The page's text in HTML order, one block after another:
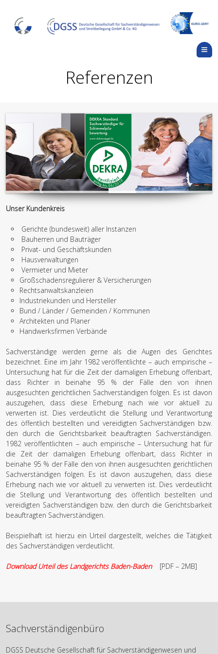
Referenzen
Unser Kundenkreis
Gerichte (bundesweit) aller Instanzen
Bauherren und Bauträger
Privat- und Geschäftskunden
Hausverwaltungen
Vermieter und Mieter
Großschadensregulierer & Versicherungen
Rechtsanwaltskanzleien
Industriekunden und Hersteller
Bund / Länder / Gemeinden / Kommunen
Architekten und Planer
Handwerksfirmen Verbände
Sachverständige werden gerne als die Augen des Gerichtes
bezeichnet. Eine im Jahr 1982 veröffentlichte – auch empirische –
Untersuchung hat für die Zeit der damaligen Erhebung offenbart,
dass Richter in beinahe 95 % der Fälle den von ihnen
ausgesuchten gerichtlichen Sachverständigen folgen. Es ist davon
auszugehen, dass diese Erhebung nach wie vor aktuell zu
verwerten ist. Dies verdeutlicht die Stellung und Verantwortung
des öffentlich bestellten und vereidigten Sachverständigen bzw.
den durch die Gerichtsbarkeit beauftragten Sachverständigen.
1982 veröffentlichten – auch empirische – Untersuchung hat für
die Zeit der damaligen Erhebung offenbart, dass Richter in
beinahe 95 % der Fälle den von ihnen ausgesuchten gerichtlichen
Sachverständigen folgen. Es ist davon auszugehen, dass diese
Erhebung nach wie vor aktuell zu verwerten ist. Dies verdeutlicht
die Stellung und Verantwortung des öffentlich bestellten und
vereidigten Sachverständigen bzw. den durch die Gerichtsbarkeit
beauftragten Sachverständigen.
Beispielhaft ist hierzu ein Urteil dargestellt, welches die Tätigkeit
des Sachverständigen verdeutlicht.
Download Urteil des Landgerichts Baden-Baden [PDF – 2MB]
Sachverständigenbüro
DGSS Deutsche Gesellschaft für Sachverständigenwesen und